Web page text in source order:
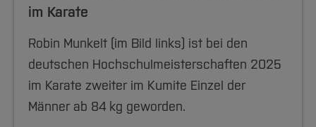
im Karate
Robin Munkelt (im Bild links) ist bei den
deutschen Hochschulmeisterschaften 2025
im Karate zweiter im Kumite Einzel der
Männer ab 84 kg geworden.